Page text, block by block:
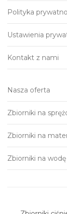
Polityka
Ustawienia
Kontakt z nami
Nasza oferta
Zbiorniki na
Zbiorniki na
Zbiorniki na wodę